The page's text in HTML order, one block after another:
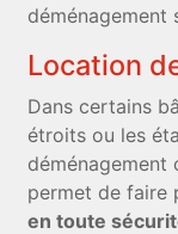
déménagement
Location
Dans certains
étroits ou les
permet de faire
en toute